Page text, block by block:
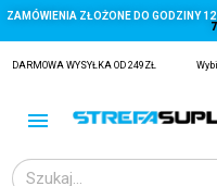
ZAMÓWIENIA ZŁOŻONE DO GODZINY
DARMOWA WYSYŁKA OD 249ZŁ